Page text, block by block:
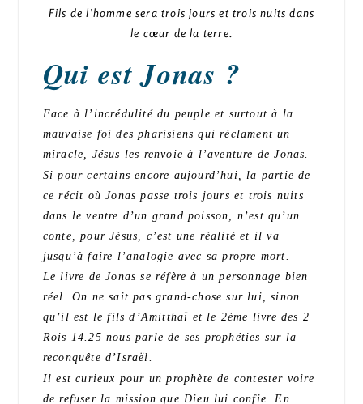
Fils de l’homme sera trois jours et trois nuits dans
le cœur de la terre.
Qui est Jonas ?
Face à l’incrédulité du peuple et surtout à la
mauvaise foi des pharisiens qui réclament un
miracle, Jésus les renvoie à l’aventure de Jonas.
Si pour certains encore aujourd’hui, la partie de
ce récit où Jonas passe trois jours et trois nuits
dans le ventre d’un grand poisson, n’est qu’un
conte, pour Jésus, c’est une réalité et il va
jusqu’à faire l’analogie avec sa propre mort.
Le livre de Jonas se réfère à un personnage bien
réel. On ne sait pas grand-chose sur lui, sinon
qu’il est le fils d’Amitthaï et le 2ème livre des 2
Rois 14.25 nous parle de ses prophéties sur la
reconquête d’Israël.
Il est curieux pour un prophète de contester voire
de refuser la mission que Dieu lui confie. En